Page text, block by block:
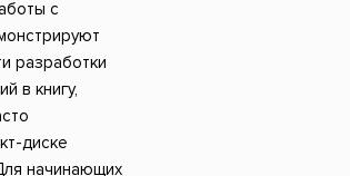
с
разработки
в книгу,
диске
начинающих